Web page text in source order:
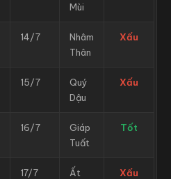
Mùi
14/7
Nhâm
Thân
Xấu
15/7
Quý
Dậu
Xấu
16/7
Giáp
Tuất
Tốt
17/7
Ất
Xấu